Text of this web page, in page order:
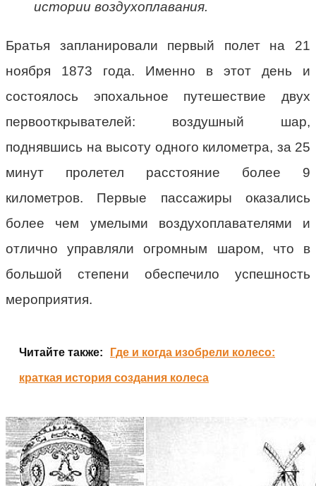
истории воздухоплавания.
Братья запланировали первый полет на 21
ноября 1873 года. Именно в этот день и
состоялось эпохальное путешествие двух
первооткрывателей: воздушный шар,
поднявшись на высоту одного километра, за 25
минут пролетел расстояние более 9
километров. Первые пассажиры оказались
более чем умелыми воздухоплавателями и
отлично управляли огромным шаром, что в
большой степени обеспечило успешность
мероприятия.
Читайте также: Где и когда изобрели колесо:
краткая история создания колеса